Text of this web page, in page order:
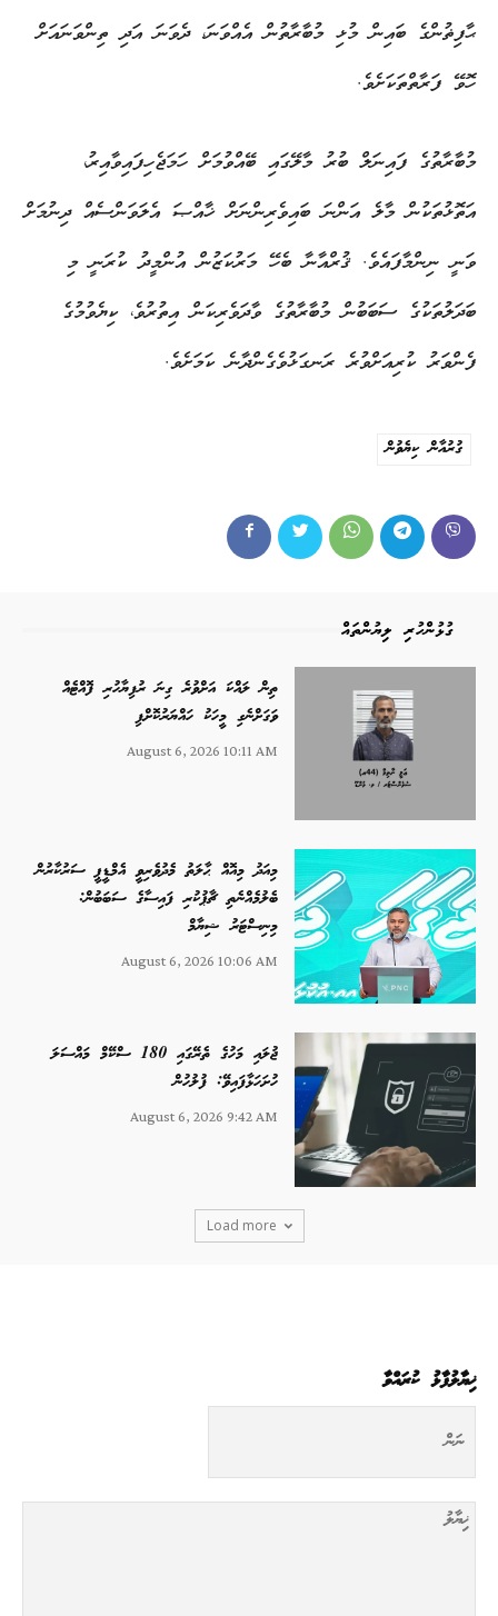
ޙާފިޡުންގެ ބައިން މުޅި މުބާރާތުން އެއްވަނަ، ދެވަނަ އަދި ތިންވަނައަށް
ހޮވޭ ފަރާތްތަކަށެވެ.
މުބާރާތުގެ ފައިނަލް ބުރު މާލޭގައި ބޭއްވުމަށް ހަމަޖެހިފައިވާއިރު،
އަތޮޅުތަކުން މާލެ އަންނަ ބައިވެރިންނަށް ޚާއްޞަ އެލަވަންސެއް ދިނުމަށް
ވަނީ ނިންމާފައެވެ. ޤުރްއާނާ ބެހޭ މަރުކަޒުން އުންމީދު ކުރަނީ މި
ބަދަލުތަކުގެ ސަބަބުން މުބާރާތުގެ ވާދަވެރިކަން އިތުރުވެ، ކިޔެވުމުގެ
ފެންވަރު ކުރިއަށްވުރެ ރަނގަޅުވެގެންދާނެ ކަމަށެވެ.
ގުރުއާން ކިޔެވުން
ގުޅުންހުރި ލިޔުންތައް
ތިން ލައްކަ އަށްވުރެ ގިނަ ރުފިޔާހުރި ފޮއްޓެއް
ވަގަށްނެގި މީހަކު ހައްޔަރުކޮށްފި
August 6, 2026 10:11 AM
މިއަދު މިއޮއް ޙާލަތު މެދުވެރިވީ އެމްޑީޕީ ސަރުކާރުން
ބެލުމެއްނެތި ޗާޕުކުރި ފައިސާގެ ސަބަބުން:
މިނިސްޓަރު ޝިޔާމް
August 6, 2026 10:06 AM
ޖުލައި މަހުގެ ތެރޭގައި 180 ސްކޭމް މައްސަލަ
ހުށަހަޅާފައިވޭ: ފުލުހުން
August 6, 2026 9:42 AM
Load more
ޚިޔާލުފާޅު ކުރައްވާ